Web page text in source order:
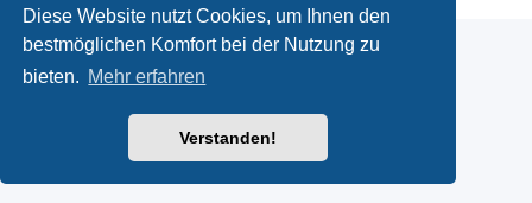
Diese Website nutzt Cookies, um Ihnen den
bestmöglichen Komfort bei der Nutzung zu
bieten. Mehr erfahren
Verstanden!